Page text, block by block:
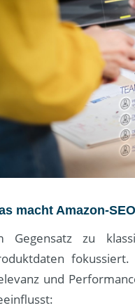
macht Amazon-
Gegensatz zu
und